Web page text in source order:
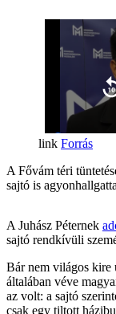
Forrás
A Fővám téri
sajtó is
A Juhász Péternek
sajtó rendkívüli
Bár nem világos kire
általában véve
az volt: a sajtó
csak egy tiltott